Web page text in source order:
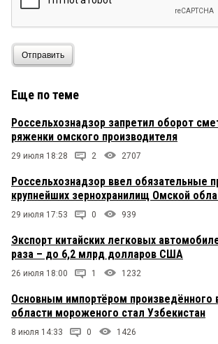
Отправить
Еще по теме
Россельхознадзор запретил оборот
ряженки омского производителя
29 июля 18:28 2 2707
Россельхознадзор ввел обязательные
крупнейших зернохранилищ Омской
29 июля 17:53 0 939
Экспорт китайских легковых
раза – до 6,2 млрд долларов США
26 июля 18:00 1 1232
Основным импортёром произведённого
области мороженого стал Узбекистан
8 июля 14:33 0 1426